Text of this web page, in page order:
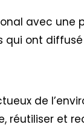
avec une
qui ont
de
et